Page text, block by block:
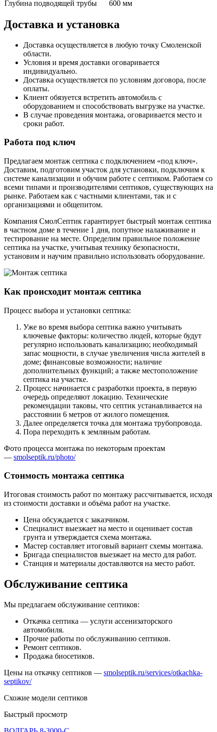
Глубина подводящей трубы
600 мм
Доставка и установка
Доставка осуществляется в любую точку Смоленской
области.
Условия и время доставки оговаривается
индивидуально.
Доставка осуществляется по условиям договора, после
оплаты.
Клиент обязуется встретить автомобиль с
оборудованием и способствовать выгрузке на участке.
В случае проведения монтажа, оговаривается место и
сроки работ.
Работа под ключ
Предлагаем монтаж септика с подключением «под ключ».
Доставим, подготовим участок для установки, подключим к
системе канализации и обучим работе с септиком. Работаем со
всеми типами и производителями септиков, существующих на
рынке. Работаем как с частными клиентами, так и с
организациями и общепитом.
Компания СмолСептик гарантирует быстрый монтаж септика
в частном доме в течение 1 дня, попутное налаживание и
тестирование на месте. Определим правильное положение
септика на участке, учитывая технику безопасности,
установим и научим правильно использовать оборудование.
Как происходит монтаж септика
Процесс выбора и установки септика:
Уже во время выбора септика важно учитывать
ключевые факторы: количество людей, которые будут
регулярно использовать канализацию; необходимый
запас мощности, в случае увеличения числа жителей в
доме; финансовые возможности; наличие
дополнительных функций; а также местоположение
септика на участке.
Процесс начинается с разработки проекта, в первую
очередь определяют локацию. Технические
рекомендации таковы, что септик устанавливается на
расстоянии 6 метров от жилого помещения.
Далее определяется точка для монтажа трубопровода.
Пора переходить к земляным работам.
Фото процесса монтажа по некоторым проектам
— smolseptik.ru/photo/
Стоимость монтажа септика
Итоговая стоимость работ по монтажу рассчитывается, исходя
из стоимости доставки и объёма работ на участке.
Цена обсуждается с заказчиком.
Специалист выезжает на место и оценивает состав
грунта и утверждается схема монтажа.
Мастер составляет итоговый вариант схемы монтажа.
Бригада специалистов выезжает на место для работ.
Станция и материалы доставляются на место работ.
Обслуживание септика
Мы предлагаем обслуживание септиков:
Откачка септика — услуги ассенизаторского
автомобиля.
Прочие работы по обслуживанию септиков.
Ремонт септиков.
Продажа биосетиков.
Цены на откачку септиков — smolseptik.ru/services/otkachka-
septikov/
Схожие модели септиков
Быстрый просмотр